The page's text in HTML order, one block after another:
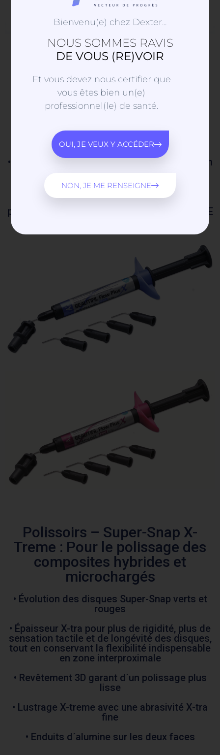
Composite : BEAUTIFIL Flow
Plus X : Composite fluide
injectable en 2 viscosités : F00
(absolument stable) et F03
(fluidité modérée)
• Restaurations de classe I à V, y compris les
surfaces occlusales
• Esthétique naturelle grâce à l’effet caméléon
• Manipulation aisée
• Polissage très fin avec les disques de
polissage Super-Snap / Super-Snap X - TREME
Polissoirs – Super-Snap X-
Treme : Pour le polissage des
composites hybrides et
microchargés
• Évolution des disques Super-Snap verts et
rouges
• Épaisseur X-tra pour plus de rigidité, plus de
sensation tactile et de longévité des disques,
tout en conservant la flexibilité indispensable
en zone interproximale
• Revêtement 3D garant d´un polissage plus
lisse
• Lustrage X-treme avec une abrasivité X-tra
fine
• Enduits d´alumine sur les deux faces
Bienvenu(e) chez Dexter...
NOUS SOMMES RAVIS
DE VOUS (RE)VOIR
Et vous devez nous certifier que
vous êtes bien un(e)
professionnel(le) de santé.
OUI, JE VEUX Y ACCÉDER
NON, JE ME RENSEIGNE